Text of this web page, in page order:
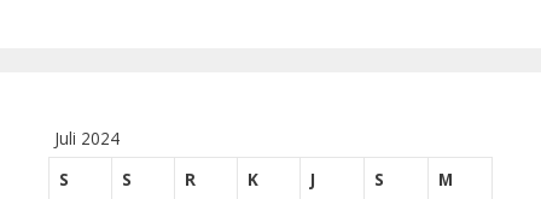
Juli 2024
S
S R K J S
M